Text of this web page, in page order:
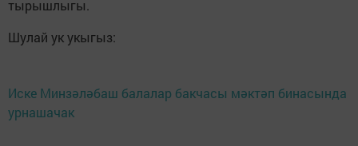
тырышлыгы.
Шулай ук укыгыз:
Иске Минзәләбаш балалар бакчасы мәктәп бинасында
урнашачак